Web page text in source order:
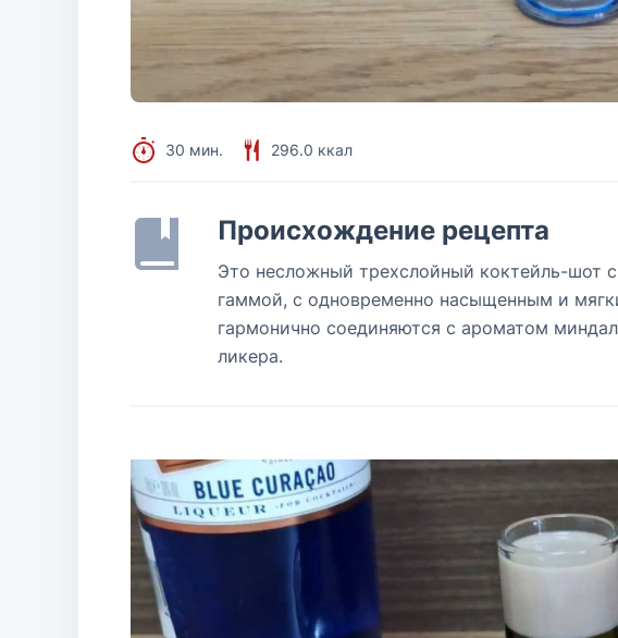
30 мин. 296.0 ккал
Происхождение рецепта
Это несложный трехслойный коктейль-шот
гаммой, с одновременно насыщенным и
гармонично соединяются с ароматом
ликера.